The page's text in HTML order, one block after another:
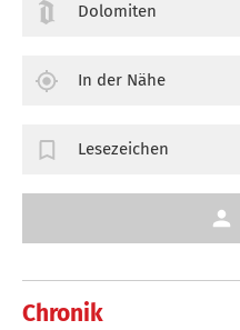
Chronik
Dolomiten
In der Nähe
Lesezeichen